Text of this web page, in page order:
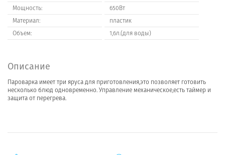
Мощность:
650Вт
Материал:
пластик
Объем:
1,6л.(для воды)
Описание
Пароварка имеет три яруса для приготовления,это позволяет готовить
несколько блюд одновременно. Управление механическое,есть таймер и
защита от перегрева.